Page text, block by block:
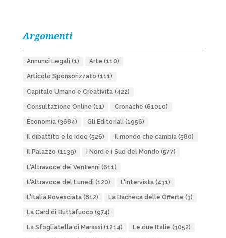
Argomenti
Annunci Legali (1) Arte (110)
Articolo Sponsorizzato (111)
Capitale Umano e Creatività(422)
Consultazione Online (11) Cronache (61010)
Economia(3684) Gli Editoriali (1956)
Il dibattito e le idee (526) Il mondo che cambia(580)
Il Palazzo (1139) I Nord e i Sud del Mondo (577)
L'Altravoce dei Ventenni (611)
L'Altravoce del Lunedì (120) L'Intervista(431)
L'Italia Rovesciata(812) La Bacheca delle Offerte (3)
La Card di Buttafuoco (974)
La Sfogliatella di Marassi (1214) Le due Italie (3052)